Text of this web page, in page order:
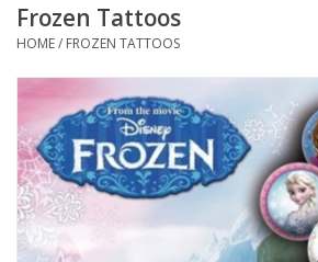
Maandaanbieding
Koopjeshoek
Lege capsules
Frozen Tattoos
HOME/ FROZEN TATTOOS